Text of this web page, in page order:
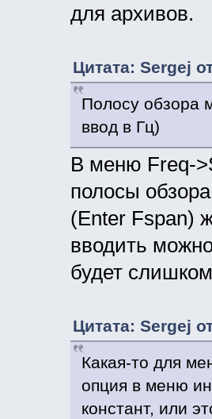
для архивов.
Цитата: Sergej
Полосу обзора
ввод в Гц)
В меню Freq-
полосы
(Enter Fspan)
вводить
будет
Цитата: Sergej
Какая-то для
опция в меню
констант, или